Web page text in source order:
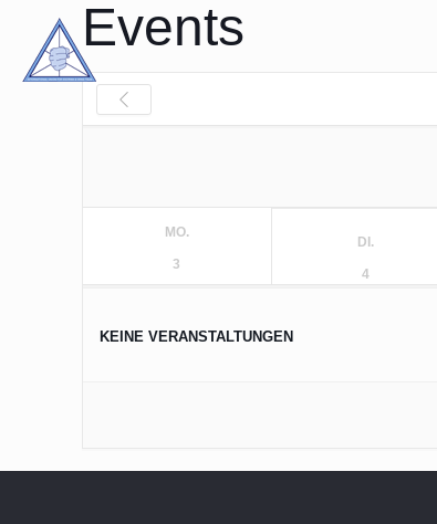
Events
MO.
3
DI.
4
KEINE VERANSTALTUNGEN